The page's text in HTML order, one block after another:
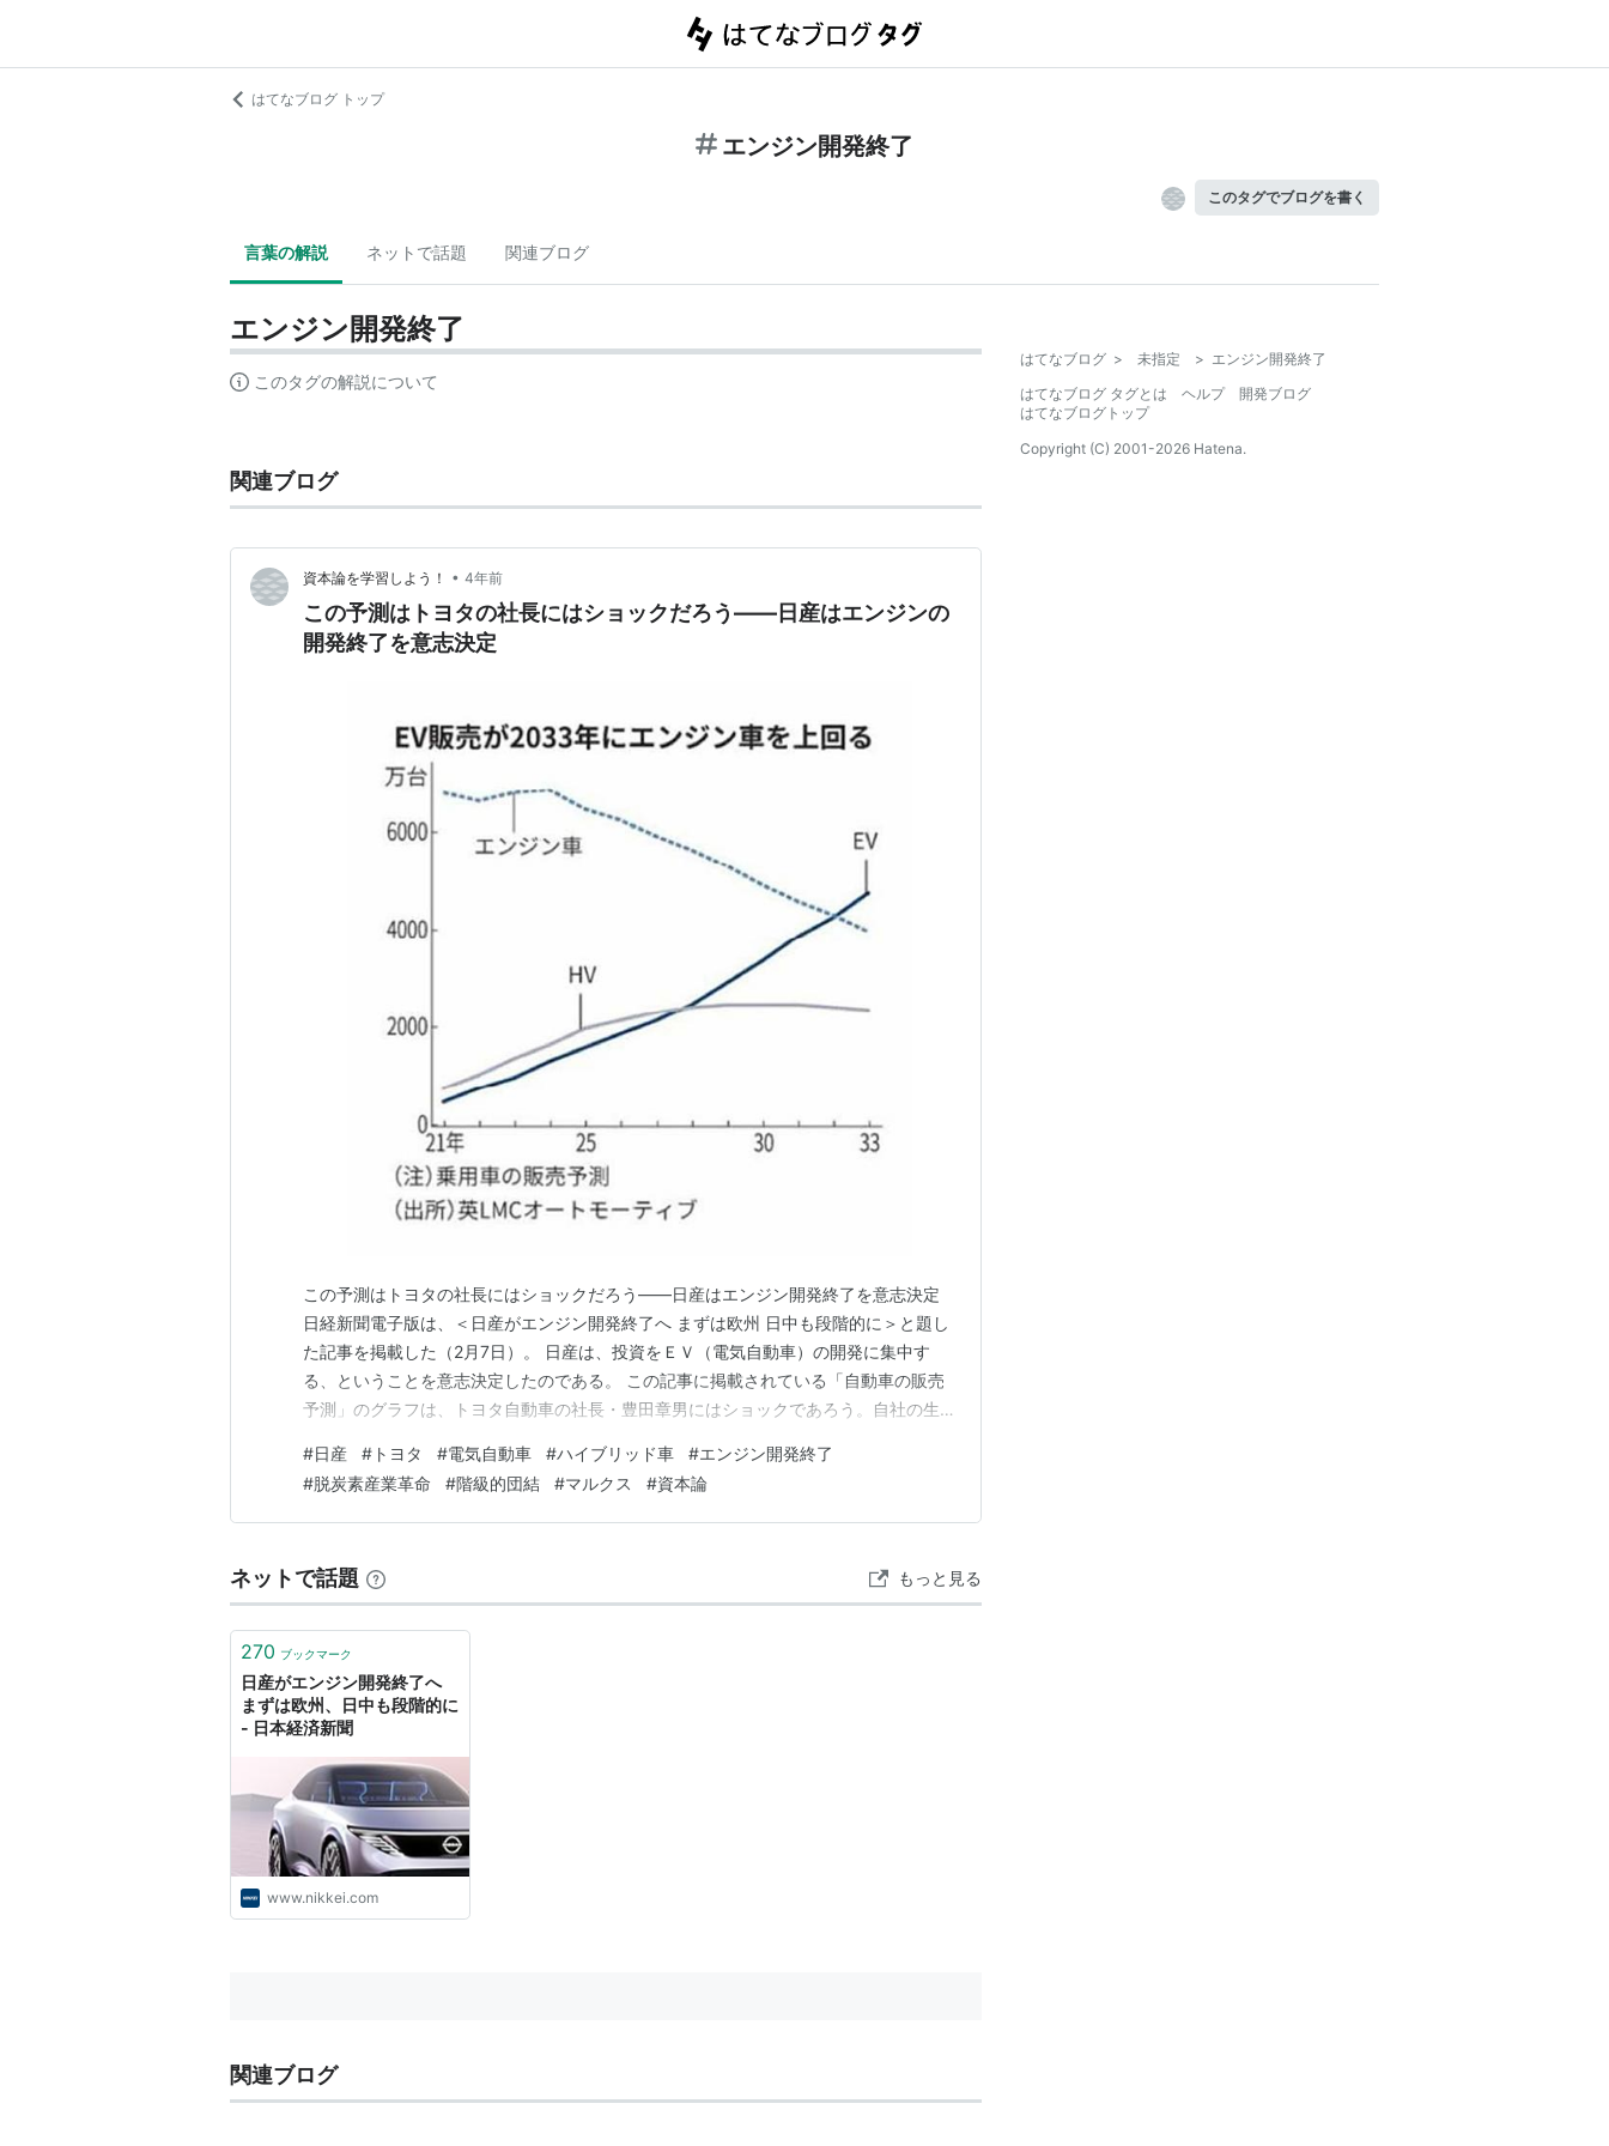
はてなブログ トップ
エンジン開発終了
このタグでブログを書く
言葉の解説 ネットで話題 関連ブログ
エンジン開発終了
このタグの解説について
関連ブログ
資本論を学習しよう！ • 4年前
この予測はトヨタの社長にはショックだろう——日産はエンジンの
開発終了を意志決定
この予測はトヨタの社長にはショックだろう——日産はエンジン開発終了を意志決定
日経新聞電子版は、＜日産がエンジン開発終了へ まずは欧州 日中も段階的に＞と題し
た記事を掲載した（2月7日）。 日産は、投資をＥＶ（電気自動車）の開発に集中す
る、ということを意志決定したのである。 この記事に掲載されている「自動車の販売
予測」のグラフは、トヨタ自動車の社長・豊田章男にはショックであろう。自社の生き
下降していく、と予測されているからである。描かれたＨＶの曲線がきわめて低くなだ
らかな丘状であることに、私はおどろいた。 世界の自動…
#日産 # トヨタ #電気自動車 #ハイブリッド車 #エンジン開発終了
#脱炭素産業革命 #階級的団結 #マルクス #資本論
ネットで話題 もっと見る
270 ブックマーク
日産がエンジン開発終了へ
まずは欧州、日中も段階的に
- 日本経済新聞
www.nikkei.com
関連ブログ
はてなブログ > 未指定 > エンジン開発終了
はてなブログ タグとは
ヘルプ
開発ブログ
はてなブログトップ
Copyright (C) 2001-2026 Hatena.